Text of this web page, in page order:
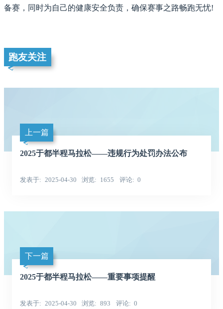
备赛，同时为自己的健康安全负责，确保赛事之路畅跑无忧!
跑友关注
上一篇
2025于都半程马拉松——违规行为处罚办法公布
发表于 2025-04-30 浏览 1655 评论 0
下一篇
2025于都半程马拉松——重要事项提醒
发表于 2025-04-30 浏览 893 评论 0